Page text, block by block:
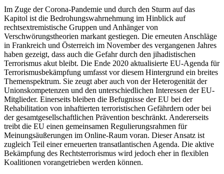
Im Zuge der Corona-Pandemie und durch den Sturm auf das
Kapitol ist die Bedrohungswahrnehmung im Hinblick auf
rechtsextremistische Gruppen und Anhänger von
Verschwörungstheorien markant gestiegen. Die erneuten Anschläge
in Frankreich und Österreich im November des vergangenen Jahres
haben gezeigt, dass auch die Gefahr durch den jihadistischen
Terrorismus akut bleibt. Die Ende 2020 aktualisierte EU-Agenda für
Terrorismusbekämpfung umfasst vor diesem Hintergrund ein breites
Themenspektrum. Sie zeugt aber auch von der Heterogenität der
Unions­kompetenzen und den unterschiedlichen Interessen der EU-
Mitglieder. Einerseits bleiben die Befugnisse der EU bei der
Rehabilitation von inhaftierten terroristischen Gefährdern oder bei
der gesamtgesellschaftlichen Prävention beschränkt. Andererseits
treibt die EU einen gemeinsamen Regulierungsrahmen für
Meinungsäußerungen im Online-Raum voran. Dieser Ansatz ist
zugleich Teil einer erneuerten transatlan­tischen Agenda. Die aktive
Bekämpfung des Rechtsterrorismus wird jedoch eher in flexiblen
Koalitionen vorangetrieben werden können.